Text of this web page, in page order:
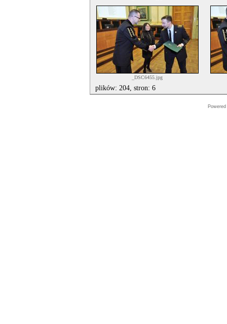
_DSC6455.jpg
plików: 204, stron: 6